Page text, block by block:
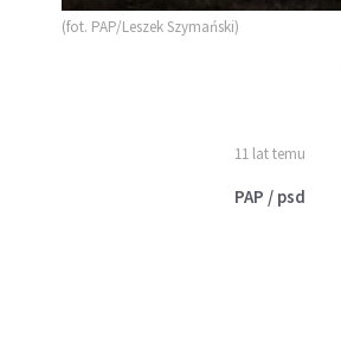
(fot. PAP/Leszek Szymański)
11 lat temu
PAP / psd